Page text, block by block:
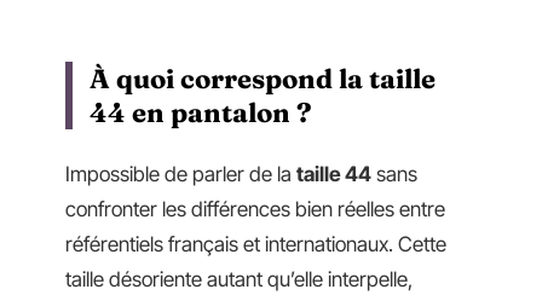
À quoi correspond la taille
44 en pantalon ?
Impossible de parler de la taille 44 sans
confronter les différences bien réelles entre
référentiels français et internationaux. Cette
taille désoriente autant qu’elle interpelle,